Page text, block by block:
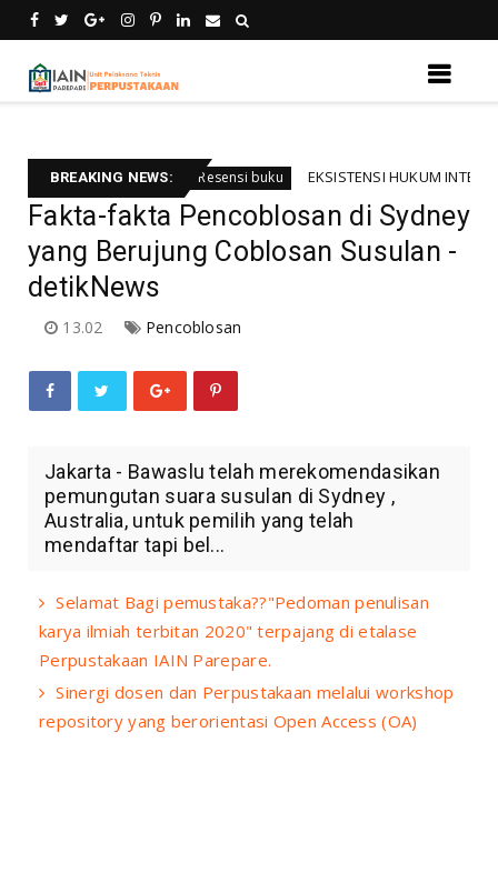
BREAKING NEWS:
informsi Resensi buku EKSISTENSI HUKUM INTERNASIONAL
Fakta-fakta Pencoblosan di Sydney
yang Berujung Coblosan Susulan -
detikNews
13.02 Pencoblosan
Jakarta - Bawaslu telah merekomendasikan
pemungutan suara susulan di Sydney ,
Australia, untuk pemilih yang telah
mendaftar tapi bel...
Selamat Bagi pemustaka??"Pedoman penulisan
karya ilmiah terbitan 2020" terpajang di etalase
Perpustakaan IAIN Parepare.
Sinergi dosen dan Perpustakaan melalui workshop
repository yang berorientasi Open Access (OA)